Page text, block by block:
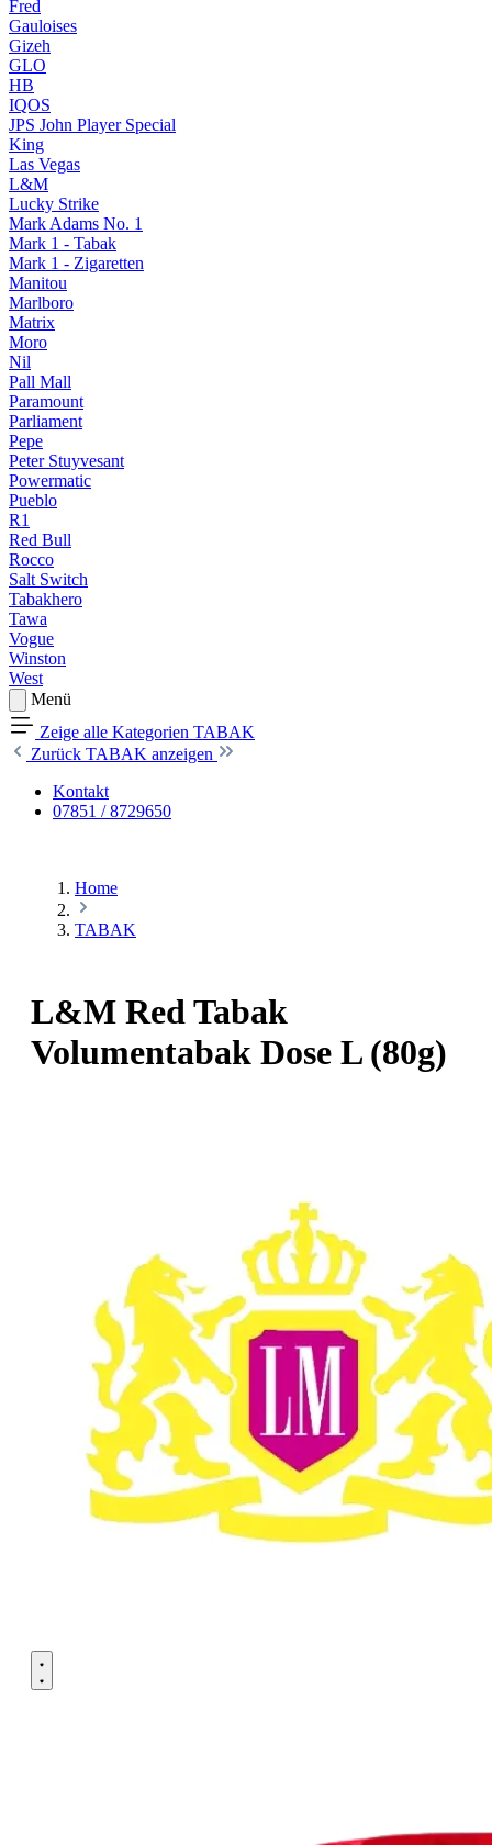
Fred
Gauloises
Gizeh
GLO
HB
IQOS
JPS John Player Special
King
Las Vegas
L&M
Lucky Strike
Mark Adams No. 1
Mark 1 - Tabak
Mark 1 - Zigaretten
Manitou
Marlboro
Matrix
Moro
Nil
Pall Mall
Paramount
Parliament
Pepe
Peter Stuyvesant
Powermatic
Pueblo
R1
Red Bull
Rocco
Salt Switch
Tabakhero
Tawa
Vogue
Winston
West
Menü
Zeige alle Kategorien TABAK
Zurück TABAK anzeigen
Kontakt
07851 / 8729650
Home
TABAK
L&M Red Tabak
Volumentabak Dose L (80g)